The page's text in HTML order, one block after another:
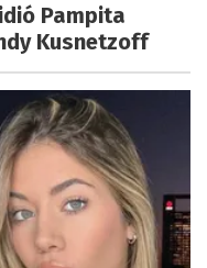
Pampita
Kusnetzoff